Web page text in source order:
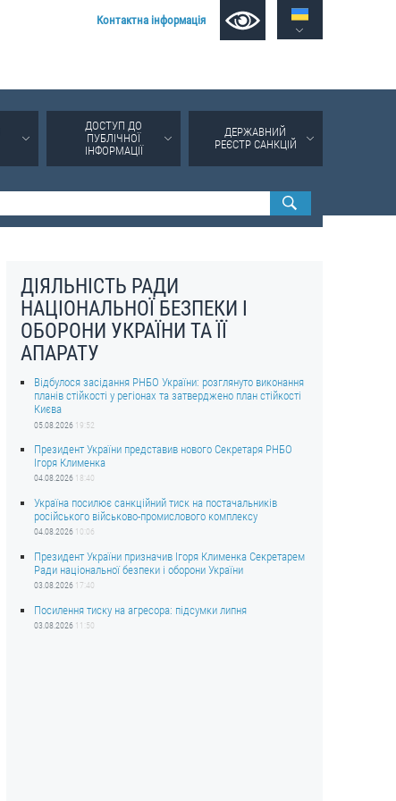
Контактна інформація
ДОСТУП ДО
ПУБЛІЧНОЇ
ІНФОРМАЦІЇ
ДЕРЖАВНИЙ
РЕЄСТР САНКЦІЙ
ДІЯЛЬНІСТЬ РАДИ
НАЦІОНАЛЬНОЇ БЕЗПЕКИ І
ОБОРОНИ УКРАЇНИ ТА ЇЇ
АПАРАТУ
Відбулося засідання РНБО України: розглянуто виконання
планів стійкості у регіонах та затверджено план стійкості
Києва
05.08.2026 19:52
Президент України представив нового Секретаря РНБО
Ігоря Клименка
04.08.2026 18:40
Україна посилює санкційний тиск на постачальників
російського військово-промислового комплексу
04.08.2026 10:06
Президент України призначив Ігоря Клименка Секретарем
Ради національної безпеки і оборони України
03.08.2026 17:40
Посилення тиску на агресора: підсумки липня
03.08.2026 11:50